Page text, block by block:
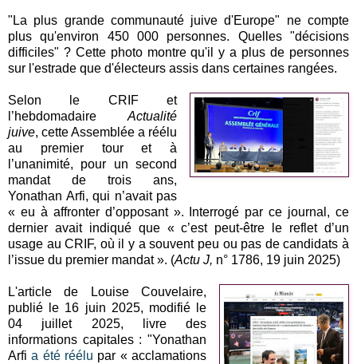
"La plus grande communauté juive d'Europe" ne compte
plus qu'environ 450 000 personnes. Quelles "décisions
difficiles" ? Cette photo montre qu'il y a plus de personnes
sur l'estrade que d'électeurs assis dans certaines rangées.
Selon le CRIF et
l’hebdomadaireActualité
juive, cette Assemblée a réélu
au premier tour et à
l’unanimité, pour un second
mandat de trois ans,
Yonathan Arfi, qui n’avait pas
« eu à affronter d’opposant ». Interrogé par ce journal, ce
dernier avait indiqué que « c’est peut-être le reflet d’un
usage au CRIF, où il y a souvent peu ou pas de candidats à
l’issue du premier mandat ». (Actu J, n° 1786, 19 juin 2025)
L'article de Louise Couvelaire,
publié le 16 juin 2025, modifié le
04 juillet 2025, livre des
informations capitales : "Yonathan
Arfia été réélu par « acclamations